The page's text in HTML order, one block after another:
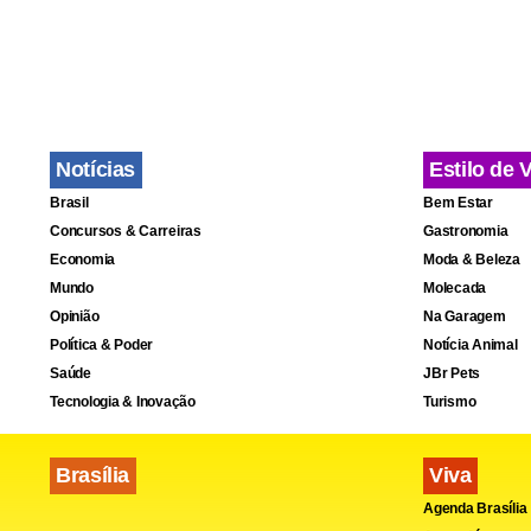
João Paulo
Segundo
Peçam a
profissões,
dos padres
próximos
Notícias
Brasil
Concursos & Carreiras
Economia
Mundo
Opinião
Política & Poder
Saúde
Tecnologia & Inovação
Brasília
Estilo de
Bem Estar
Gastronomia
Moda & Beleza
Molecada
Na Garagem
Notícia Animal
JBr Pets
Turismo
Viva
Agenda Brasília